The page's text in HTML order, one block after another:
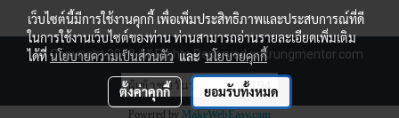
© Copyright 2019 All Rights Reserved srikrungmentor.com
ผู้เข้าชมวันนี้ 2,194
Powered by MakeWebEasy.com
เว็บไซต์นี้มีการใช้งานคุกกี้ เพื่อเพิ่มประสิทธิภาพและประสบการณ์ที่ดี
ในการใช้งานเว็บไซต์ของท่าน ท่านสามารถอ่านรายละเอียดเพิ่มเติม
ได้ที่นโยบายความเป็นส่วนตัวและนโยบายคุกกี้
ตั้งค่าคุกกี้ ยอมรับทั้งหมด